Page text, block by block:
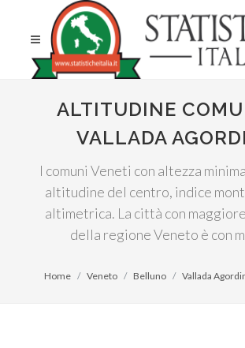
ALTITUDINE
VALLADA
I comuni Veneti con altezza
altitudine del centro, indice
altimetrica. La città con
della regione Veneto è con
Home Veneto Belluno Vallada